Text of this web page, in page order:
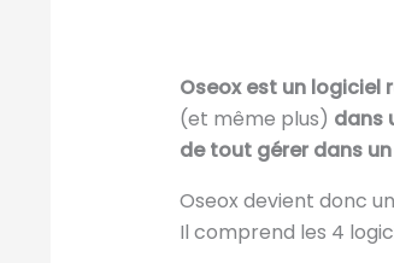
Oseox est un
(et même plus) dans
de tout gérer dans
Oseox devient donc
Il comprend les 4